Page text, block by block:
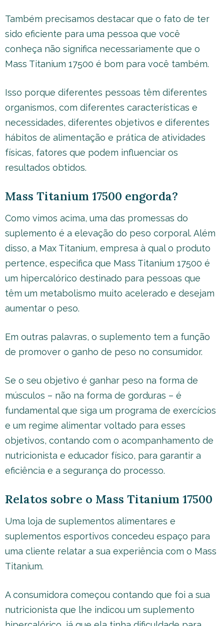
Também precisamos destacar que o fato de ter
sido eficiente para uma pessoa que você
conheça não significa necessariamente que o
Mass Titanium 17500 é bom para você também.
Isso porque diferentes pessoas têm diferentes
organismos, com diferentes características e
necessidades, diferentes objetivos e diferentes
hábitos de alimentação e prática de atividades
físicas, fatores que podem influenciar os
resultados obtidos.
Mass Titanium 17500 engorda?
Como vimos acima, uma das promessas do
suplemento é a elevação do peso corporal. Além
disso, a Max Titanium, empresa à qual o produto
pertence, especifica que Mass Titanium 17500 é
um hipercalórico destinado para pessoas que
têm um metabolismo muito acelerado e desejam
aumentar o peso.
Em outras palavras, o suplemento tem a função
de promover o ganho de peso no consumidor.
Se o seu objetivo é ganhar peso na forma de
músculos – não na forma de gorduras – é
fundamental que siga um programa de exercícios
e um regime alimentar voltado para esses
objetivos, contando com o acompanhamento de
nutricionista e educador físico, para garantir a
eficiência e a segurança do processo.
Relatos sobre o Mass Titanium 17500
Uma loja de suplementos alimentares e
suplementos esportivos concedeu espaço para
uma cliente relatar a sua experiência com o Mass
Titanium.
A consumidora começou contando que foi a sua
nutricionista que lhe indicou um suplemento